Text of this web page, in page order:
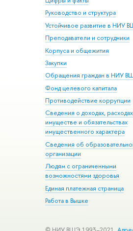
Руководство и структура
Устойчивое развитие в НИУ
Преподаватели и сотрудники
Корпуса и общежития
Закупки
Обращения граждан в НИУ
Фонд целевого капитала
Противодействие коррупции
Сведения о доходах,
имуществе и обязательствах
имущественного характера
Сведения об
организации
Людям с ограниченными
возможностями здоровья
Единая платежная страница
Работа в Вышке